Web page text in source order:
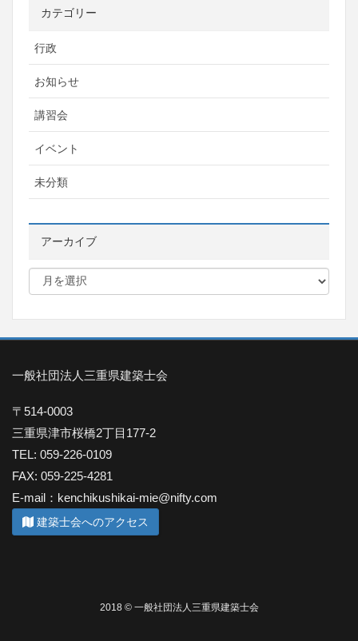
カテゴリー
行政
お知らせ
講習会
イベント
未分類
アーカイブ
一般社団法人三重県建築士会
〒514-0003
三重県津市桜橋2丁目177-2
TEL: 059-226-0109
FAX: 059-225-4281
E-mail：kenchikushikai-mie@nifty.com
建築士会へのアクセス
2018 © 一般社団法人三重県建築士会